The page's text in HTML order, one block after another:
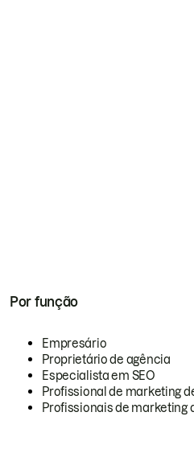
Por função
Empresário
Proprietário de agência
Especialista em SEO
Profissional de marketing
Profissionais de